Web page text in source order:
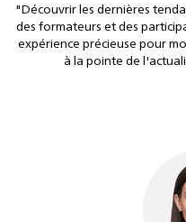
"Découvrir les dernières
des formateurs et des
expérience précieuse pour
à la pointe de